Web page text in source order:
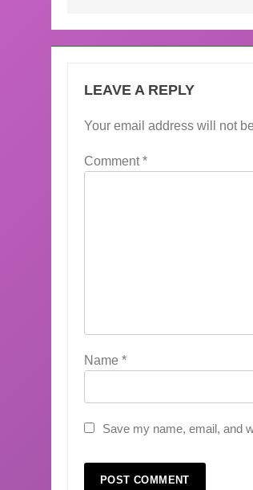
LEAVE A REPLY
Your email address will not
Comment*
Name *
Save my name, email, and